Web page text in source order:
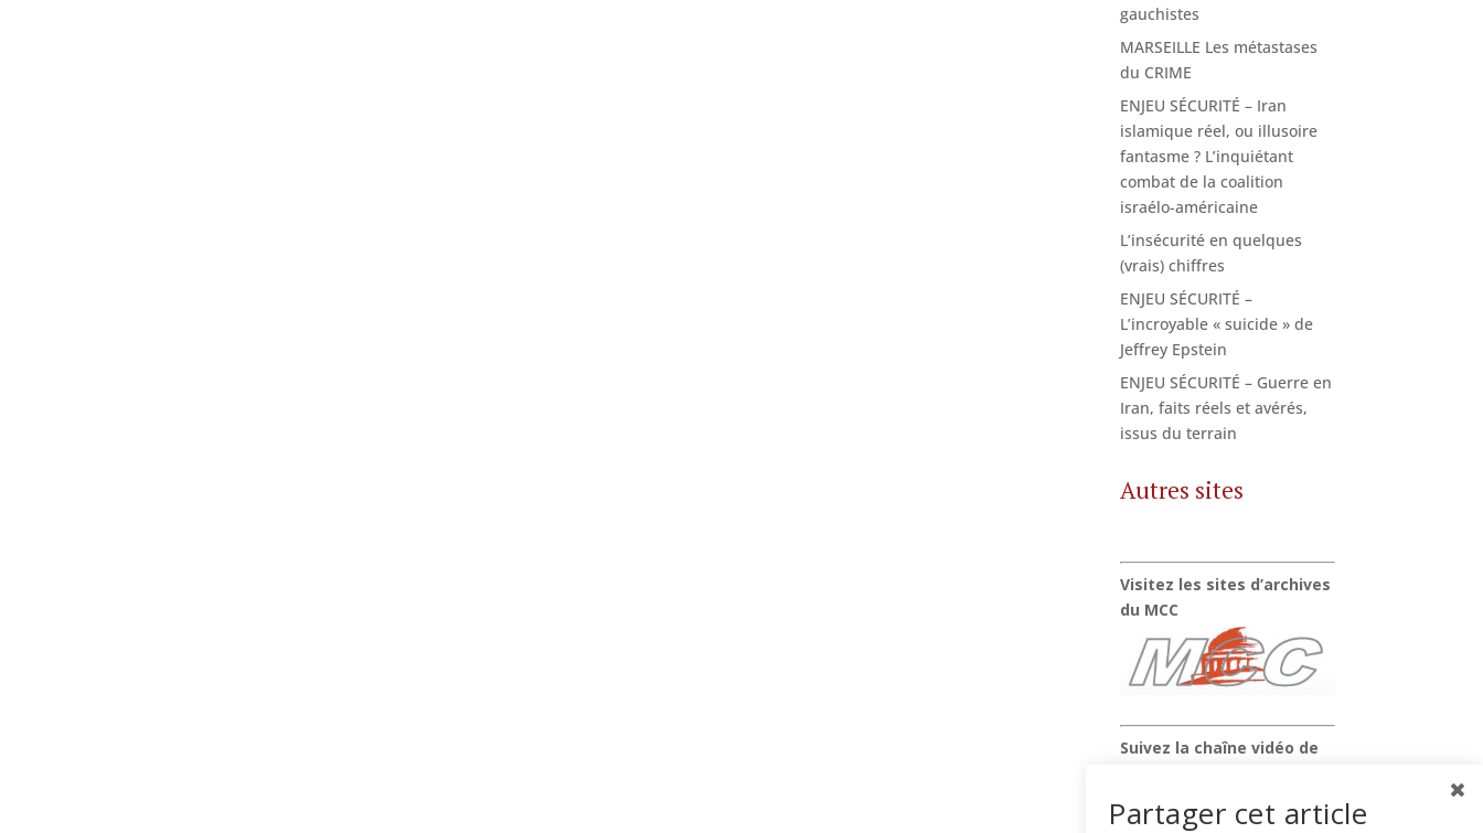
gauchistes
MARSEILLE Les métastases
du CRIME
ENJEU SÉCURITÉ – Iran
islamique réel, ou illusoire
fantasme ? L’inquiétant
combat de la coalition
israélo-américaine
L’insécurité en quelques
(vrais) chiffres
ENJEU SÉCURITÉ –
L’incroyable « suicide » de
Jeffrey Epstein
ENJEU SÉCURITÉ – Guerre en
Iran, faits réels et avérés,
issus du terrain
Autres sites
Visitez les sites d’archives
du MCC
Suivez la chaîne vidéo de
Partager cet article